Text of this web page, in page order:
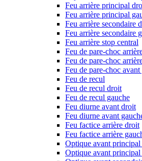
Feu arrière principal
Feu arrière principal
Feu arrière secondaire
Feu arrière secondaire
Feu arrière stop central
Feu de pare-choc
Feu de pare-choc
Feu de pare-choc avant
Feu de recul
Feu de recul droit
Feu de recul gauche
Feu diurne avant droit
Feu diurne avant
Feu factice arrière droit
Feu factice arrière
Optique avant
Optique avant